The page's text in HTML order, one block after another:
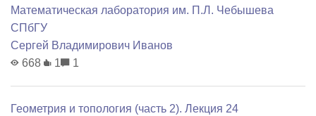
Математичеcкая лаборатория им. П.Л. Чебышева
СПбГУ
Сергей Владимирович Иванов
668
1 1
Геометрия и топология (часть 2). Лекция 24